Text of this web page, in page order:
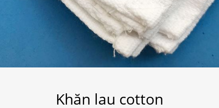
Khăn lau cotton